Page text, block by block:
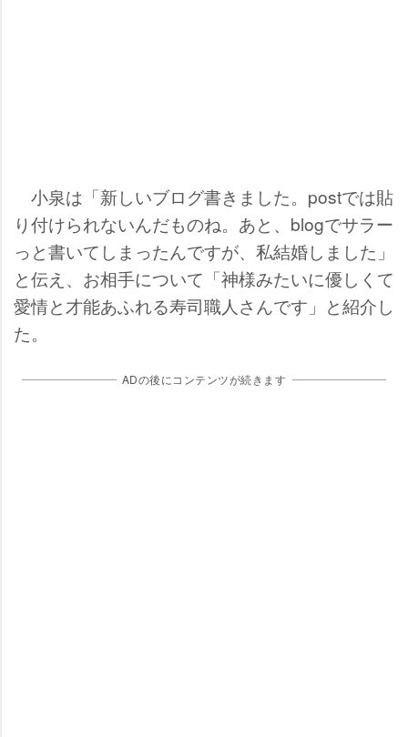
小泉は「新しいブログ書きました。postでは貼
り付けられないんだものね。あと、blogでサラー
っと書いてしまったんですが、私結婚しました」
と伝え、お相手について「神様みたいに優しくて
愛情と才能あふれる寿司職人さんです」と紹介し
た。
ADの後にコンテンツが続きます